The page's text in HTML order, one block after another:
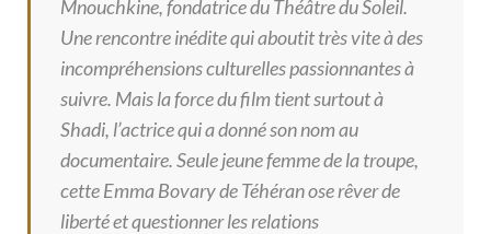
Mnouchkine, fondatrice du Théâtre du Soleil.
Une rencontre inédite qui aboutit très vite à des
incompréhensions culturelles passionnantes à
suivre. Mais la force du film tient surtout à
Shadi, l’actrice qui a donné son nom au
documentaire. Seule jeune femme de la troupe,
cette Emma Bovary de Téhéran ose rêver de
liberté et questionner les relations